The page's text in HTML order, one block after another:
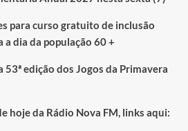
para curso gratuito de inclusão
dia da população 60 +
53ª edição dos Jogos da Primavera
hoje da Rádio Nova FM, links aqui: